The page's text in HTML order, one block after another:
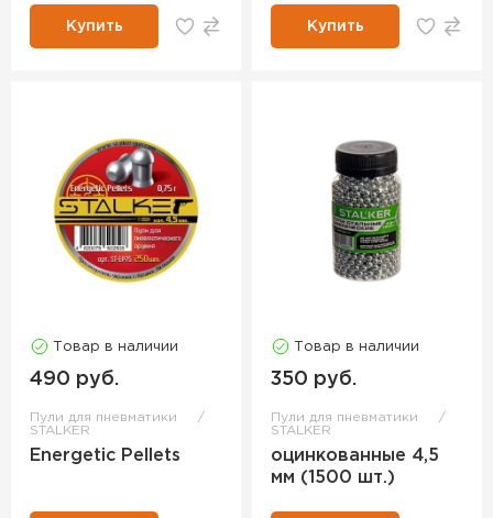
Купить Купить
Товар в наличии
490 руб.
Пули для пневматики
STALKER
Energetic Pellets
Товар в наличии
350 руб.
Пули для пневматики
STALKER
оцинкованные 4,5
мм (1500 шт.)